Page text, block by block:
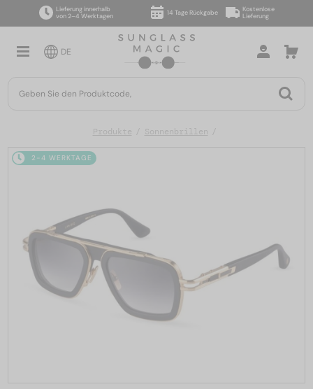
Lieferung innerhalb
von 2–4 Werktagen
14 Tage Rückgabe
Kostenlose
Lieferung
DE
Produkte Sonnenbrillen
2-4 WERKTAGE